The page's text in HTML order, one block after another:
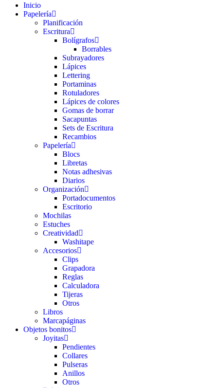
Inicio
Papelería
Planificación
Escritura
Bolígrafos
Borrables
Subrayadores
Lápices
Lettering
Portaminas
Rotuladores
Lápices de colores
Gomas de borrar
Sacapuntas
Sets de Escritura
Recambios
Papelería
Blocs
Libretas
Notas adhesivas
Diarios
Organización
Portadocumentos
Escritorio
Mochilas
Estuches
Creatividad
Washitape
Accesorios
Clips
Grapadora
Reglas
Calculadora
Tijeras
Otros
Libros
Marcapáginas
Objetos bonitos
Joyitas
Pendientes
Collares
Pulseras
Anillos
Otros